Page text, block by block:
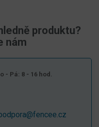
produktu?
nám
- Pá: 8 - 16 hod.